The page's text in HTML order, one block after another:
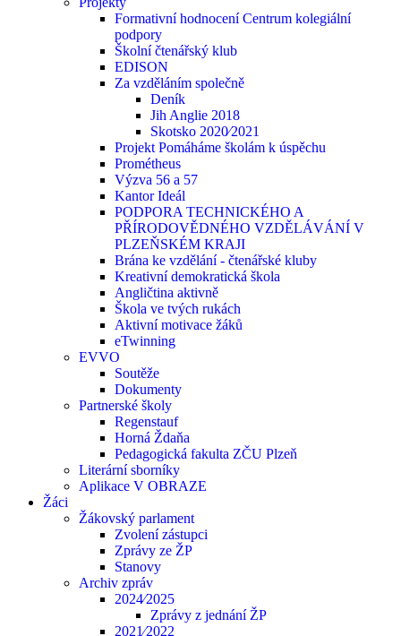
Formativní hodnocení Centrum kolegiální
podpory
Školní čtenářský klub
EDISON
Za vzděláním společně
Deník
Jih Anglie 2018
Skotsko 2020⁄2021
Projekt Pomáháme školám k úspěchu
Prométheus
Výzva 56 a 57
Kantor Ideál
PODPORA TECHNICKÉHO A
PŘÍRODOVĚDNÉHO VZDĚLÁVÁNÍ V
PLZEŇSKÉM KRAJI
Brána ke vzdělání - čtenářské kluby
Kreativní demokratická škola
Angličtina aktivně
Škola ve tvých rukách
Aktivní motivace žáků
eTwinning
EVVO
Soutěže
Dokumenty
Partnerské školy
Regenstauf
Horná Ždaňa
Pedagogická fakulta ZČU Plzeň
Literární sborníky
Aplikace V OBRAZE
Žáci
Žákovský parlament
Zvolení zástupci
Zprávy ze ŽP
Stanovy
Archiv zpráv
2024⁄2025
Zprávy z jednání ŽP
2021⁄2022